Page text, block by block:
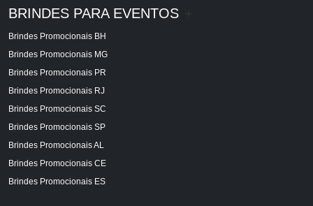
BRINDES PARA EVENTOS
Brindes Promocionais BH
Brindes Promocionais MG
Brindes Promocionais PR
Brindes Promocionais RJ
Brindes Promocionais SC
Brindes Promocionais SP
Brindes Promocionais AL
Brindes Promocionais CE
Brindes Promocionais ES